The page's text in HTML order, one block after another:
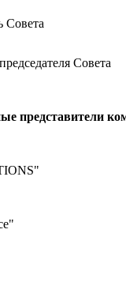
Совета
Совета
представители